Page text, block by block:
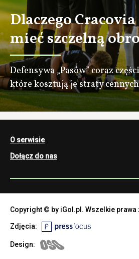
Dlaczego Cracovia
mieć szczelną
Defensywa „Pasów” coraz
które kosztują je straty
O serwisie
Dołącz do nas
Copyright © by iGol.pl. Wszelkie prawa
Zdjęcia:
Design: